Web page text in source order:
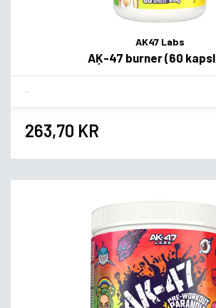
AK47 Labs
AĶ-47 burner (60
263,70 KR